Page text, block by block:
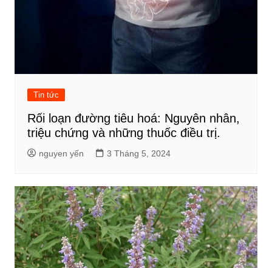
Tin tức
Rối loạn đường tiêu hoá: Nguyên nhân,
triệu chứng và những thuốc điều trị.
nguyen yến 3 Tháng 5, 2024